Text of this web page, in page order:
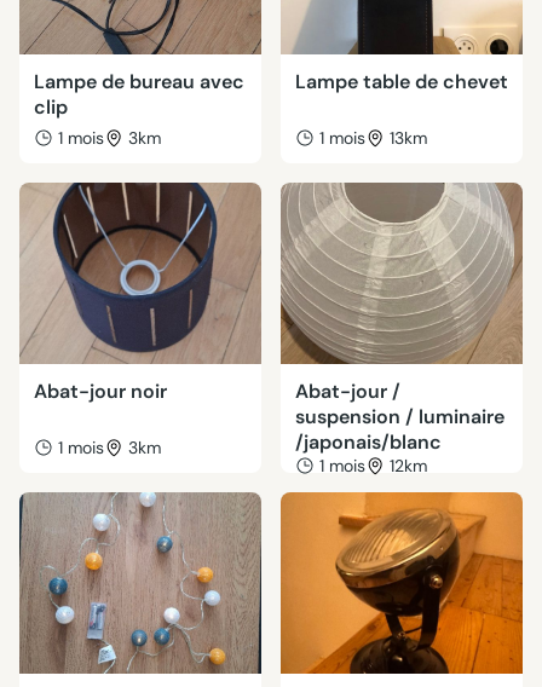
Lampe de bureau avec
clip
1 mois 3km
Lampe table de chevet
1 mois 13km
Abat-jour noir
1 mois 3km
Abat-jour /
suspension / luminaire
/japonais/blanc
1 mois 12km